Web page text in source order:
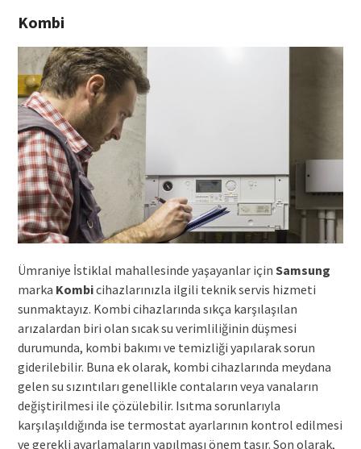
Kombi
Ümraniye İstiklal mahallesinde yaşayanlar için Samsung
marka Kombicihazlarınızla ilgili teknik servis hizmeti
sunmaktayız. Kombi cihazlarında sıkça karşılaşılan
arızalardan biri olan sıcak su verimliliğinin düşmesi
durumunda, kombi bakımı ve temizliği yapılarak sorun
giderilebilir. Buna ek olarak, kombi cihazlarında meydana
gelen su sızıntıları genellikle contaların veya vanaların
değiştirilmesi ile çözülebilir. Isıtma sorunlarıyla
karşılaşıldığında ise termostat ayarlarının kontrol edilmesi
ve gerekli ayarlamaların yapılması önem taşır. Son olarak,